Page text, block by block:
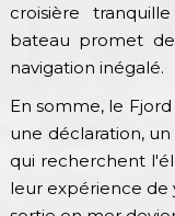
croisière
bateau promet
navigation inégalé.
En somme, le
une déclaration,
qui recherchent
leur expérience de